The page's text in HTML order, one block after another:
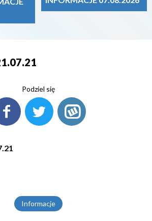
Podziel się
Informacje